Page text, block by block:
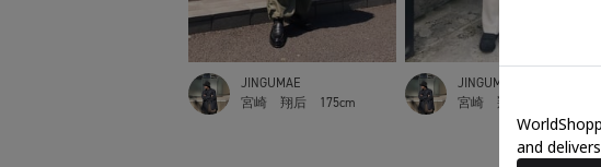
JINGUMAE
宮崎 翔后
175cm
JINGUMAE
宮崎 翔后